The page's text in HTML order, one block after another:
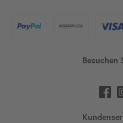
Besuchen